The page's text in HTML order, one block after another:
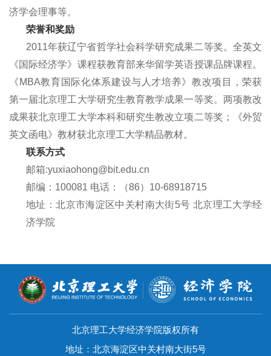
济学会理事等。
荣誉和奖励
2011年获辽宁省哲学社会科学研究成果二等奖。 全英文
《国际经济学》 课程获教育部来华留学英语授课品牌课程。
《MBA教育国际化体系建设与人才培养》教改项目，荣获
第一届北京理工大学研究生教育教学成果一等奖。两项教改
成果获北京理工大学本科和研究生教改立项二等奖；《外贸
英文函电》教材获北京理工大学精品教材。
联系方式
邮箱:yuxiaohong@bit.edu.cn
邮编：100081 电话：（86）10-68918715
地址：北京市海淀区中关村南大街5号 北京理工大学经
济学院
北京理工大学经济学院版权所有
地址：北京海淀区中关村南大街5号